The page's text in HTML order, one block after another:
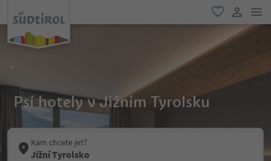
oblíbené
Psí hotely v Jižním Tyrolsku
Kam chcete jet?
Jižní Tyrolsko